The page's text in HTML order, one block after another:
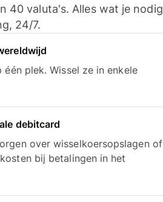
40 valuta's. Alles wat je nodig
24/7.
plek. Wissel ze in enkele
debitcard
over wisselkoersopslagen of
bij betalingen in het